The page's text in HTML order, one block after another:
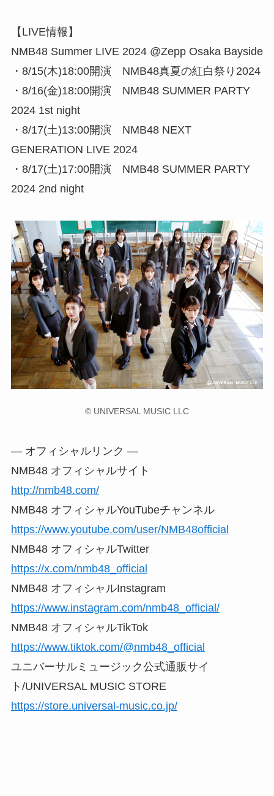
【LIVE情報】
NMB48 Summer LIVE 2024 @Zepp Osaka Bayside
・8/15(木)18:00開演 NMB48真夏の紅白祭り2024
・8/16(金)18:00開演 NMB48 SUMMER PARTY
2024 1st night
・8/17(土)13:00開演 NMB48 NEXT
GENERATION LIVE 2024
・8/17(土)17:00開演 NMB48 SUMMER PARTY
2024 2nd night
© UNIVERSAL MUSIC LLC
― オフィシャルリンク ―
NMB48 オフィシャルサイト
http://nmb48.com/
NMB48 オフィシャルYouTubeチャンネル
https://www.youtube.com/user/NMB48official
NMB48 オフィシャルTwitter
https://x.com/nmb48_official
NMB48 オフィシャルInstagram
https://www.instagram.com/nmb48_official/
NMB48 オフィシャルTikTok
https://www.tiktok.com/@nmb48_official
ユニバーサルミュージック公式通販サイ
ト/UNIVERSAL MUSIC STORE
https://store.universal-music.co.jp/